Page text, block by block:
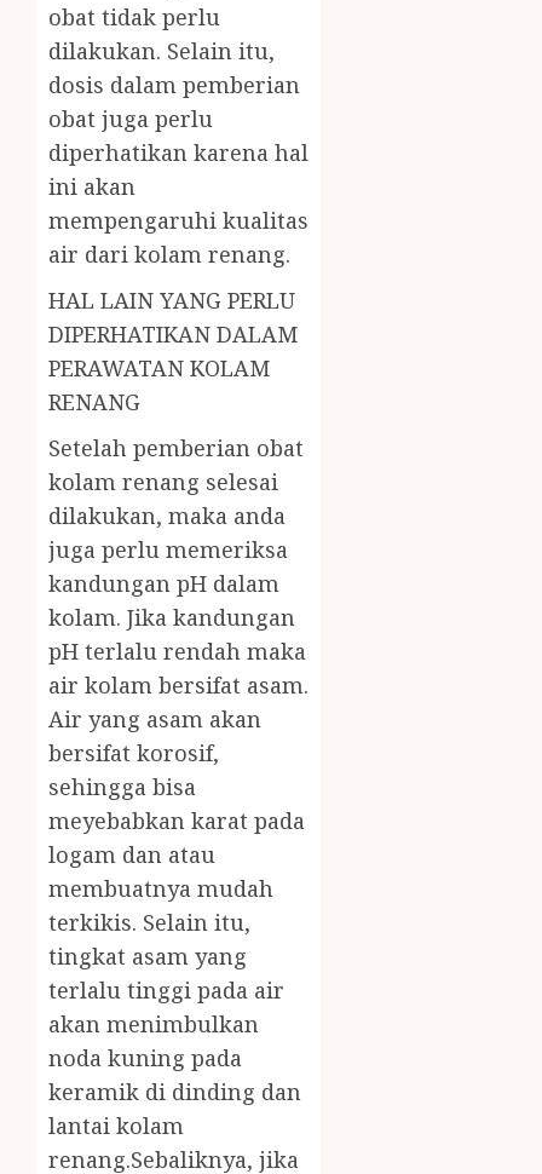
obat tidak perlu
dilakukan. Selain itu,
dosis dalam pemberian
obat juga perlu
diperhatikan karena hal
ini akan
mempengaruhi kualitas
air dari kolam renang.
HAL LAIN YANG PERLU
DIPERHATIKAN DALAM
PERAWATAN KOLAM
RENANG
Setelah pemberian obat
kolam renang selesai
dilakukan, maka anda
juga perlu memeriksa
kandungan pH dalam
kolam. Jika kandungan
pH terlalu rendah maka
air kolam bersifat asam.
Air yang asam akan
bersifat korosif,
sehingga bisa
meyebabkan karat pada
logam dan atau
membuatnya mudah
terkikis. Selain itu,
tingkat asam yang
terlalu tinggi pada air
akan menimbulkan
noda kuning pada
keramik di dinding dan
lantai kolam
renang.Sebaliknya, jika